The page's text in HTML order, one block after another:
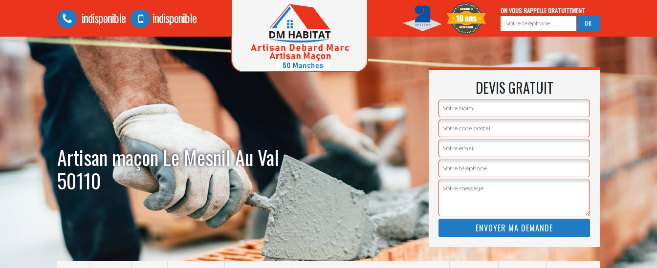
indisponible indisponible ON VOUS RAPPELLE GRATUITEMENT
Artisan maçon Le Mesnil Au Val
50110
DEVIS GRATUIT